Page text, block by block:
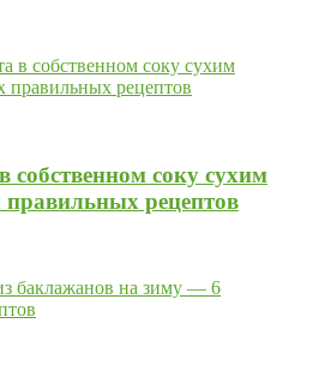
собственном соку сухим
рецептов